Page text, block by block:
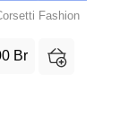
Fashion
Br